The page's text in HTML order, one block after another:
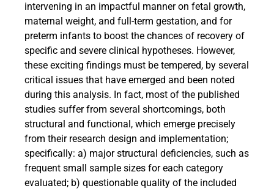
intervening in an impactful manner on fetal growth,
maternal weight, and full-term gestation, and for
preterm infants to boost the chances of recovery of
specific and severe clinical hypotheses. However,
these exciting findings must be tempered, by several
critical issues that have emerged and been noted
during this analysis. In fact, most of the published
studies suffer from several shortcomings, both
structural and functional, which emerge precisely
from their research design and implementation;
specifically: a) major structural deficiencies, such as
frequent small sample sizes for each category
evaluated; b) questionable quality of the included